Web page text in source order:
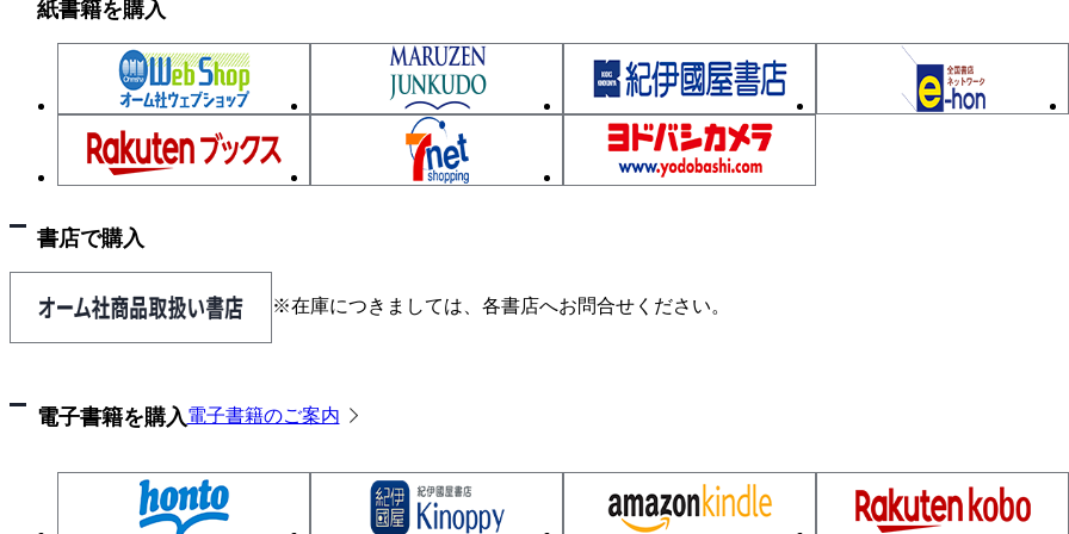
紙書籍を購入
書店で購入
※在庫につきましては、各書店へお問合せください。
電子書籍を購入電子書籍のご案内